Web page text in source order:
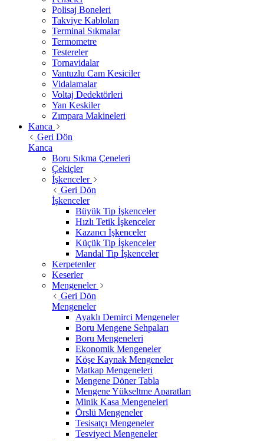
Polisaj Boneleri
Takviye Kabloları
Terminal Sıkmalar
Termometre
Testereler
Tornavidalar
Vantuzlu Cam Kesiciler
Vidalamalar
Voltaj Dedektörleri
Yan Keskiler
Zımpara Makineleri
Kanca
Geri Dön
Kanca
Boru Sıkma Çeneleri
Çekiçler
İşkenceler
Geri Dön
İşkenceler
Büyük Tip İşkenceler
Hızlı Tetik İşkenceler
Kazancı İşkenceler
Küçük Tip İşkenceler
Mandal Tip İşkenceler
Kerpetenler
Keserler
Mengeneler
Geri Dön
Mengeneler
Ayaklı Demirci Mengeneler
Boru Mengene Sehpaları
Boru Mengeneleri
Ekonomik Mengeneler
Köşe Kaynak Mengeneler
Matkap Mengeneleri
Mengene Döner Tabla
Mengene Yükseltme Aparatları
Minik Kasa Mengeneleri
Örslü Mengeneler
Tesisatçı Mengeneler
Tesviyeci Mengeneler